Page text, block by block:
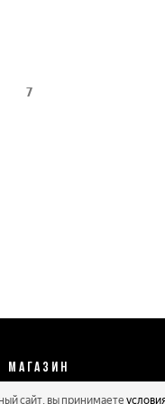
7
МАГАЗИН
Реквизиты
сайт, вы принимаете